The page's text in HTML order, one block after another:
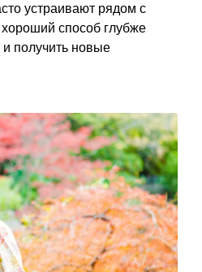
устраивают рядом с
способ глубже
и получить новые